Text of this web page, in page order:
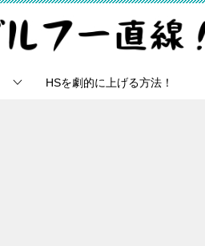
HSを劇的に上げる方法！